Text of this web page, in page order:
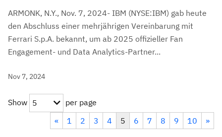
ARMONK, N.Y., Nov. 7, 2024- IBM (NYSE:IBM) gab heute
den Abschluss einer mehrjährigen Vereinbarung mit
Ferrari S.p.A. bekannt, um ab 2025 offizieller Fan
Engagement- und Data Analytics-Partner...
Nov 7, 2024
Show 5
per page
«
1 2 3 4 5 6 7 8 9 10 »